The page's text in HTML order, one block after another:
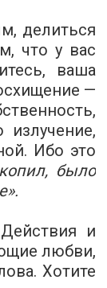
делиться
что у вас
ваша
—
Ибо это
было
Действия и
любви,
Хотите